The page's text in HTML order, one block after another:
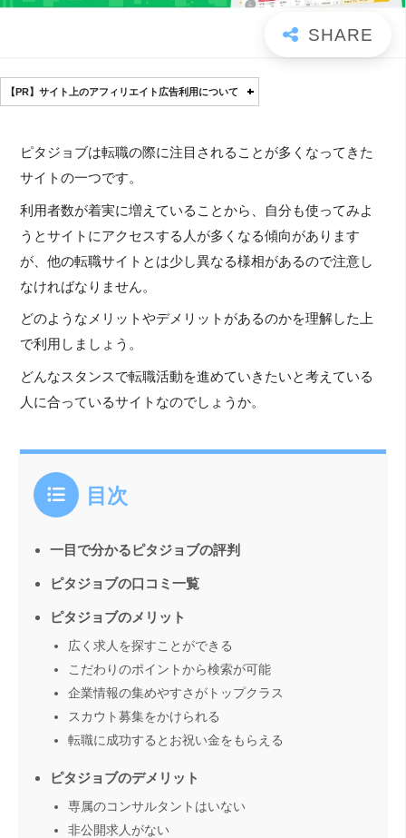
【PR】サイト上のアフィリエイト広告利用について
ピタジョブは転職の際に注目されることが多くなってきた
サイトの一つです。
利用者数が着実に増えていることから、自分も使ってみよ
うとサイトにアクセスする人が多くなる傾向があります
が、他の転職サイトとは少し異なる様相があるので注意し
なければなりません。
どのようなメリットやデメリットがあるのかを理解した上
で利用しましょう。
どんなスタンスで転職活動を進めていきたいと考えている
人に合っているサイトなのでしょうか。
目次
一目で分かるピタジョブの評判
ピタジョブの口コミ一覧
ピタジョブのメリット
広く求人を探すことができる
こだわりのポイントから検索が可能
企業情報の集めやすさがトップクラス
スカウト募集をかけられる
転職に成功するとお祝い金をもらえる
ピタジョブのデメリット
専属のコンサルタントはいない
非公開求人がない